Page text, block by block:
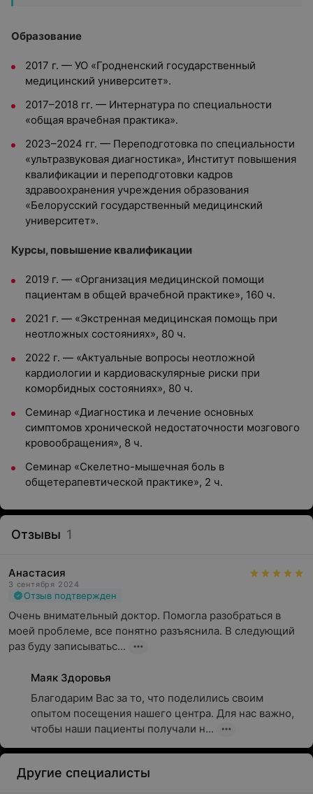
Образование
2017 г. — УО «Гродненский государственный
медицинский университет».
2017–2018 гг. — Интернатура по специальности
«общая врачебная практика».
2023–2024 гг. — Переподготовка по специальности
«ультразвуковая диагностика», Институт повышения
квалификации и переподготовки кадров
здравоохранения учреждения образования
«Белорусский государственный медицинский
университет».
Курсы, повышение квалификации
2019 г. — «Организация медицинской помощи
пациентам в общей врачебной практике», 160 ч.
2021 г. — «Экстренная медицинская помощь при
неотложных состояниях», 80 ч.
2022 г. — «Актуальные вопросы неотложной
кардиологии и кардиоваскулярные риски при
коморбидных состояниях», 80 ч.
Семинар «Диагностика и лечение основных
симптомов хронической недостаточности мозгового
кровообращения», 8 ч.
Семинар «Скелетно-мышечная боль в
общетерапевтической практике», 2 ч.
Отзывы 1
Анастасия
3 сентября 2024
Отзыв подтвержден
Очень внимательный доктор. Помогла разобраться в
моей проблеме, все понятно разъяснила. В следующий
раз буду записыватьс...
Маяк Здоровья
Благодарим Вас за то, что поделились своим
опытом посещения нашего центра. Для нас важно,
чтобы наши пациенты получали н...
Другие специалисты